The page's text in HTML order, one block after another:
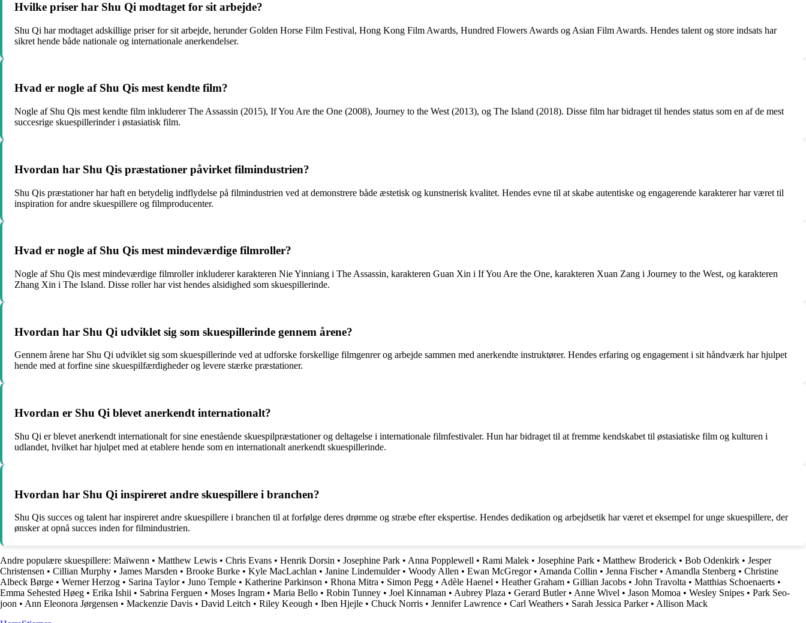
Hvilke priser har Shu Qi modtaget for sit arbejde?
Shu Qi har modtaget adskillige priser for sit arbejde, herunder Golden Horse Film Festival, Hong Kong Film Awards, Hundred Flowers Awards og Asian Film Awards. Hendes talent og store indsats har
sikret hende både nationale og internationale anerkendelser.
Hvad er nogle af Shu Qis mest kendte film?
Nogle af Shu Qis mest kendte film inkluderer The Assassin (2015), If You Are the One (2008), Journey to the West (2013), og The Island (2018). Disse film har bidraget til hendes status som en af de mest
succesrige skuespillerinder i østasiatisk film.
Hvordan har Shu Qis præstationer påvirket filmindustrien?
Shu Qis præstationer har haft en betydelig indflydelse på filmindustrien ved at demonstrere både æstetisk og kunstnerisk kvalitet. Hendes evne til at skabe autentiske og engagerende karakterer har været til
inspiration for andre skuespillere og filmproducenter.
Hvad er nogle af Shu Qis mest mindeværdige filmroller?
Nogle af Shu Qis mest mindeværdige filmroller inkluderer karakteren Nie Yinniang i The Assassin, karakteren Guan Xin i If You Are the One, karakteren Xuan Zang i Journey to the West, og karakteren
Zhang Xin i The Island. Disse roller har vist hendes alsidighed som skuespillerinde.
Hvordan har Shu Qi udviklet sig som skuespillerinde gennem årene?
Gennem årene har Shu Qi udviklet sig som skuespillerinde ved at udforske forskellige filmgenrer og arbejde sammen med anerkendte instruktører. Hendes erfaring og engagement i sit håndværk har hjulpet
hende med at forfine sine skuespilfærdigheder og levere stærke præstationer.
Hvordan er Shu Qi blevet anerkendt internationalt?
Shu Qi er blevet anerkendt internationalt for sine enestående skuespilpræstationer og deltagelse i internationale filmfestivaler. Hun har bidraget til at fremme kendskabet til østasiatiske film og kulturen i
udlandet, hvilket har hjulpet med at etablere hende som en internationalt anerkendt skuespillerinde.
Hvordan har Shu Qi inspireret andre skuespillere i branchen?
Shu Qis succes og talent har inspireret andre skuespillere i branchen til at forfølge deres drømme og stræbe efter ekspertise. Hendes dedikation og arbejdsetik har været et eksempel for unge skuespillere, der
ønsker at opnå succes inden for filmindustrien.
Andre populære skuespillere: Maïwenn • Matthew Lewis • Chris Evans • Henrik Dorsin • Josephine Park • Anna Popplewell • Rami Malek • Josephine Park • Matthew Broderick • Bob Odenkirk • Jesper
Christensen • Cillian Murphy • James Marsden • Brooke Burke • Kyle MacLachlan • Janine Lindemulder• Woody Allen • Ewan McGregor• Amanda Collin • Jenna Fischer• Amandla Stenberg • Christine
Albeck Børge • Werner Herzog • Sarina Taylor• Juno Temple • Katherine Parkinson • Rhona Mitra • Simon Pegg • Adèle Haenel • Heather Graham • Gillian Jacobs • John Travolta • Matthias Schoenaerts •
Emma Sehested Høeg • Erika Ishii • Sabrina Ferguen • Moses Ingram • Maria Bello • Robin Tunney • Joel Kinnaman • Aubrey Plaza • Gerard Butler• Anne Wivel • Jason Momoa • Wesley Snipes • Park Seo-
joon • Ann Eleonora Jørgensen • Mackenzie Davis • David Leitch • Riley Keough • Iben Hjejle • Chuck Norris • Jennifer Lawrence • Carl Weathers • Sarah Jessica Parker• Allison Mack